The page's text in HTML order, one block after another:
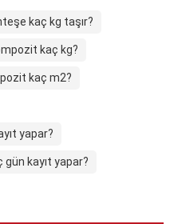
kaç kg taşır?
kaç kg?
kaç m2?
yapar?
kayıt yapar?